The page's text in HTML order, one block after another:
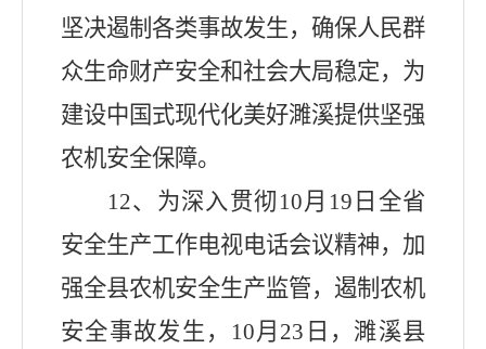
坚决遏制各类事故发生，确保人民群
众生命财产安全和社会大局稳定，为
建设中国式现代化美好濉溪提供坚强
农机安全保障。
12、为深入贯彻 10月 19 日全省
安全生产工作电视电话会议精神，加
强全县农机安全生产监管，遏制农机
安全事故发生，
10月 23 日，濉溪县